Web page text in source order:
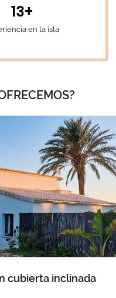
13+
en la isla
cubierta inclinada